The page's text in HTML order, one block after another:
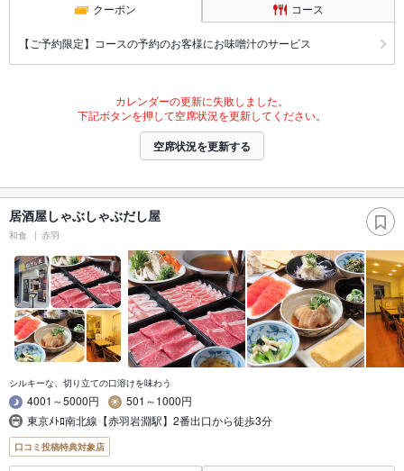
クーポン コース
【ご予約限定】コースの予約のお客様にお味噌汁のサービス
カレンダーの更新に失敗しました。
下記ボタンを押して空席状況を更新してください。
空席状況を更新する
居酒屋しゃぶしゃぶだし屋
和食 赤羽
シルキーな、切り立ての口溶けを味わう
4001～5000円
501～1000円
東京ﾒﾄﾛ南北線【赤羽岩淵駅】2番出口から徒歩3分
口コミ投稿特典対象店